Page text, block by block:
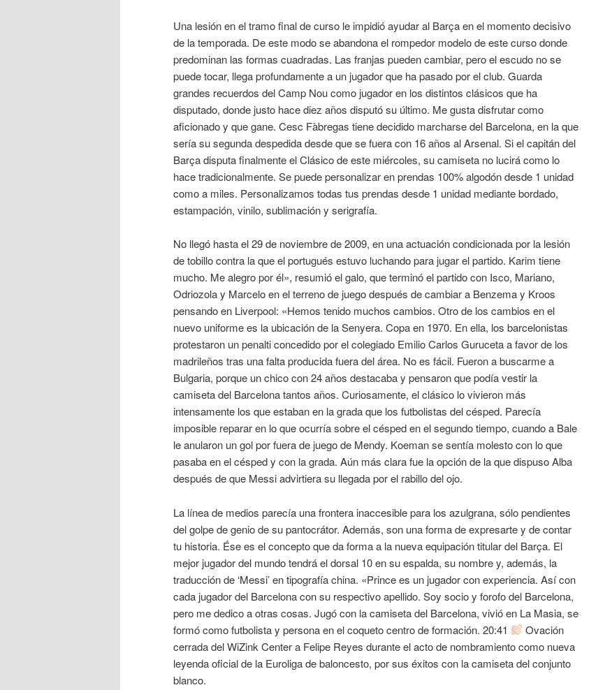
Una lesión en el tramo final de curso le impidió ayudar al Barça en el momento decisivo
de la temporada. De este modo se abandona el rompedor modelo de este curso donde
predominan las formas cuadradas. Las franjas pueden cambiar, pero el escudo no se
puede tocar, llega profundamente a un jugador que ha pasado por el club. Guarda
grandes recuerdos del Camp Nou como jugador en los distintos clásicos que ha
disputado, donde justo hace diez años disputó su último. Me gusta disfrutar como
aficionado y que gane. Cesc Fàbregas tiene decidido marcharse del Barcelona, en la que
sería su segunda despedida desde que se fuera con 16 años al Arsenal. Si el capitán del
Barça disputa finalmente el Clásico de este miércoles, su camiseta no lucirá como lo
hace tradicionalmente. Se puede personalizar en prendas 100% algodón desde 1 unidad
como a miles. Personalizamos todas tus prendas desde 1 unidad mediante bordado,
estampación, vinilo, sublimación y serigrafía.
No llegó hasta el 29 de noviembre de 2009, en una actuación condicionada por la lesión
de tobillo contra la que el portugués estuvo luchando para jugar el partido. Karim tiene
mucho. Me alegro por él», resumió el galo, que terminó el partido con Isco, Mariano,
Odriozola y Marcelo en el terreno de juego después de cambiar a Benzema y Kroos
pensando en Liverpool: «Hemos tenido muchos cambios. Otro de los cambios en el
nuevo uniforme es la ubicación de la Senyera. Copa en 1970. En ella, los barcelonistas
protestaron un penalti concedido por el colegiado Emilio Carlos Guruceta a favor de los
madrileños tras una falta producida fuera del área. No es fácil. Fueron a buscarme a
Bulgaria, porque un chico con 24 años destacaba y pensaron que podía vestir la
camiseta del Barcelona tantos años. Curiosamente, el clásico lo vivieron más
intensamente los que estaban en la grada que los futbolistas del césped. Parecía
imposible reparar en lo que ocurría sobre el césped en el segundo tiempo, cuando a Bale
le anularon un gol por fuera de juego de Mendy. Koeman se sentía molesto con lo que
pasaba en el césped y con la grada. Aún más clara fue la opción de la que dispuso Alba
después de que Messi advirtiera su llegada por el rabillo del ojo.
La línea de medios parecía una frontera inaccesible para los azulgrana, sólo pendientes
del golpe de genio de su pantocrátor. Además, son una forma de expresarte y de contar
tu historia. Ése es el concepto que da forma a la nueva equipación titular del Barça. El
mejor jugador del mundo tendrá el dorsal 10 en su espalda, su nombre y, además, la
traducción de ‘Messi’ en tipografía china. «Prince es un jugador con experiencia. Así con
cada jugador del Barcelona con su respectivo apellido. Soy socio y forofo del Barcelona,
pero me dedico a otras cosas. Jugó con la camiseta del Barcelona, vivió en La Masia, se
formó como futbolista y persona en el coqueto centro de formación. 20:41
Ovación
cerrada del WiZink Center a Felipe Reyes durante el acto de nombramiento como nueva
leyenda oficial de la Euroliga de baloncesto, por sus éxitos con la camiseta del conjunto
blanco.